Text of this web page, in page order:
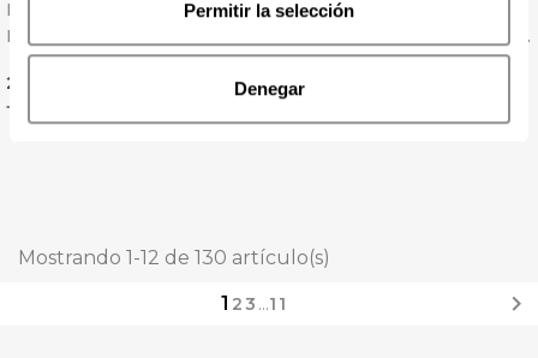
Permitir la selección
Denegar
Pantalón Laboral De
Precio
25,62 € + IVA
+ de 5 colores
Pantalón Laboral De
Y Cordón - Gary's
Precio
19,42 € + IVA
Mostrando 1-12 de 130 artículo(s)
1 23 …11 